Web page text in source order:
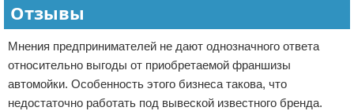
Отзывы
Мнения предпринимателей не дают однозначного ответа
относительно выгоды от приобретаемой франшизы
автомойки. Особенность этого бизнеса такова, что
недостаточно работать под вывеской известного бренда.